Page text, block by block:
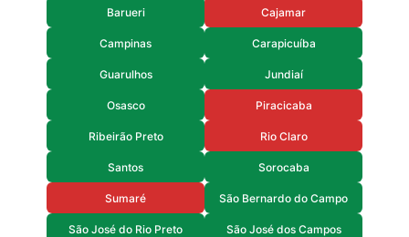
Barueri Cajamar
Campinas Carapicuíba
Guarulhos Jundiaí
Osasco Piracicaba
Ribeirão Preto Rio Claro
Santos Sorocaba
Sumaré São Bernardo do Campo
São José do Rio Preto São José dos Campos